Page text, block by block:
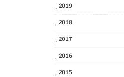
2019
2018
2017
2016
2015